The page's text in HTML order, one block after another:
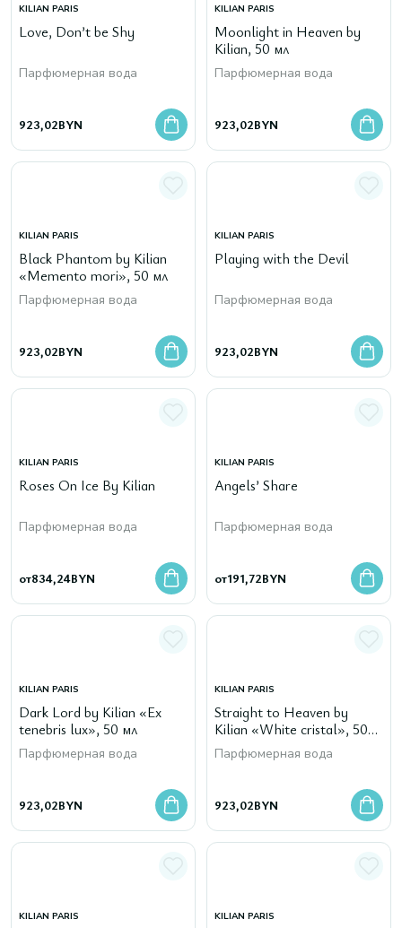
KILIAN PARIS
Love, Don’t be Shy
Парфюмерная вода
923,02BYN
KILIAN PARIS
Moonlight in Heaven by
Kilian, 50 мл
Парфюмерная вода
923,02BYN
KILIAN PARIS
Black Phantom by Kilian
«Memento mori», 50 мл
Парфюмерная вода
923,02BYN
KILIAN PARIS
Playing with the Devil
Парфюмерная вода
923,02BYN
KILIAN PARIS
Roses On Ice By Kilian
Парфюмерная вода
от834,24BYN
KILIAN PARIS
Angels’ Share
Парфюмерная вода
от191,72BYN
KILIAN PARIS
Dark Lord by Kilian «Ex
tenebris lux», 50 мл
Парфюмерная вода
923,02BYN
KILIAN PARIS
Straight to Heaven by
Kilian «White cristal», 50
мл
Парфюмерная вода
923,02BYN
KILIAN PARIS KILIAN PARIS